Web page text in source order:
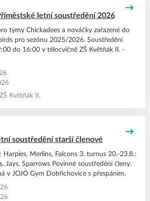
letní soustředění 2026
týmy Chickadees a nováčky zařazené do
pro sezónu 2025/2026. Soustředění
do 16:00 v tělocvičně ZŠ Květňák II. -
Květňák II.
soustředění starší členové
Harpies, Merlins, Falcons 3. turnus 20.-23.8.:
Jays, Sparrows Povinné soustředění členy.
v JOJO Gym Dobřichovice s přespáním.